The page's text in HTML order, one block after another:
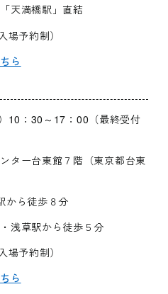
橋駅」直結
予約制）
ら
10：30～17：00（最終受付
ター台東館７階（東京都台東
ら徒歩８分
駅から徒歩５分
予約制）
ら